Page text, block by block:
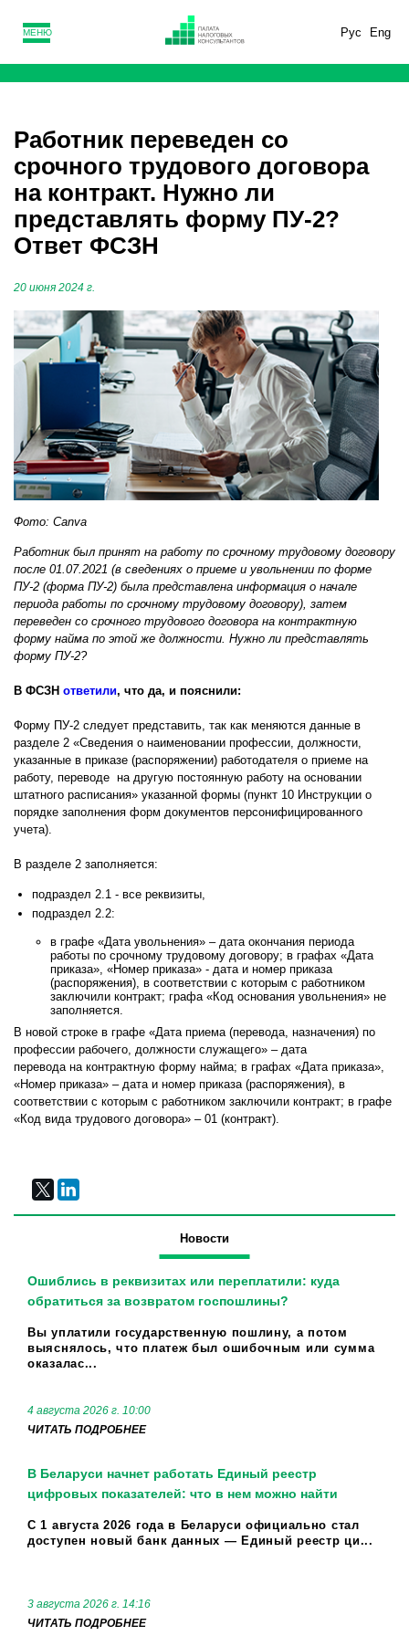
Рус Eng
МЕНЮ
Работник переведен со
срочного трудового договора
на контракт. Нужно ли
представлять форму ПУ-2?
Ответ ФСЗН
20 июня 2024 г.
Фото: Canva
Работник был принят на работу по срочному трудовому договору
после 01.07.2021 (в сведениях о приеме и увольнении по форме
ПУ-2 (форма ПУ-2) была представлена информация о начале
периода работы по срочному трудовому договору), затем
переведен со срочного трудового договора на контрактную
форму найма по этой же должности. Нужно ли представлять
форму ПУ-2?
В ФСЗН ответили, что да, и пояснили:
Форму ПУ-2 следует представить, так как меняются данные в
разделе 2 «Сведения о наименовании профессии, должности,
указанные в приказе (распоряжении) работодателя о приеме на
работу, переводе на другую постоянную работу на основании
штатного расписания» указанной формы (пункт 10 Инструкции о
порядке заполнения форм документов персонифицированного
учета).
В разделе 2 заполняется:
подраздел 2.1 - все реквизиты,
подраздел 2.2:
в графе «Дата увольнения» – дата окончания периода
работы по срочному трудовому договору; в графах «Дата
приказа», «Номер приказа» - дата и номер приказа
(распоряжения), в соответствии с которым с работником
заключили контракт; графа «Код основания увольнения» не
заполняется.
В новой строке в графе «Дата приема (перевода, назначения) по
профессии рабочего, должности служащего» – дата
перевода на контрактную форму найма; в графах «Дата приказа»,
«Номер приказа» – дата и номер приказа (распоряжения), в
соответствии с которым с работником заключили контракт; в графе
«Код вида трудового договора» – 01 (контракт).
Новости
Ошиблись в реквизитах или переплатили: куда
обратиться за возвратом госпошлины?
Вы уплатили государственную пошлину, а потом
выяснялось, что платеж был ошибочным или сумма
оказалас...
4 августа 2026 г. 10:00
ЧИТАТЬ ПОДРОБНЕЕ
В Беларуси начнет работать Единый реестр
цифровых показателей: что в нем можно найти
С 1 августа 2026 года в Беларуси официально стал
доступен новый банк данных — Единый реестр ци...
3 августа 2026 г. 14:16
ЧИТАТЬ ПОДРОБНЕЕ